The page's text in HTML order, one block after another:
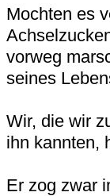
Mochten es
vorweg
seines
Wir, die wir
ihn kannten,
Er zog zwar